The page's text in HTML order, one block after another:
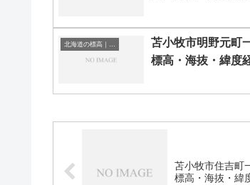
苫小牧市明野元町
標高・海抜・緯度
苫小牧市住吉町
標高・海抜・緯